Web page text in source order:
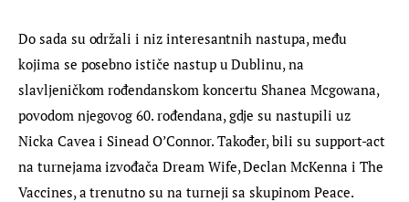
Do sada su održali i niz interesantnih nastupa, među
kojima se posebno ističe nastup u Dublinu, na
slavljeničkom rođendanskom koncertu Shanea Mcgowana,
povodom njegovog 60. rođendana, gdje su nastupili uz
Nicka Cavea i Sinead O’Connor. Također, bili su support-act
na turnejama izvođača Dream Wife, Declan McKenna i The
Vaccines, a trenutno su na turneji sa skupinom Peace.